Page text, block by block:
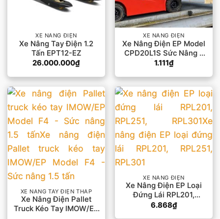
XE NÂNG ĐIỆN
Xe Nâng Tay Điện 1.2
Tấn EPT12-EZ
26.000.000₫
XE NÂNG ĐIỆN
Xe Nâng Điện EP Model
CPD20L1S Sức Nâng 2
Tấn Lithium
1.111₫
XE NÂNG TAY ĐIỆN THẤP
Xe Nâng Điện Pallet
Truck Kéo Tay IMOW/EP
XE NÂNG ĐIỆN
Xe Nâng Điện EP Loại
Đứng Lái RPL201,
RPL251, RPL301
6.868₫